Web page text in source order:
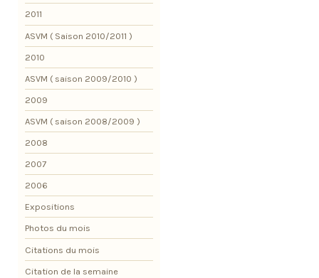
2011
ASVM ( Saison 2010/2011 )
2010
ASVM ( saison 2009/2010 )
2009
ASVM ( saison 2008/2009 )
2008
2007
2006
Expositions
Photos du mois
Citations du mois
Citation de la semaine